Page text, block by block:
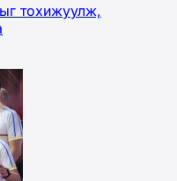
тохижуулж,